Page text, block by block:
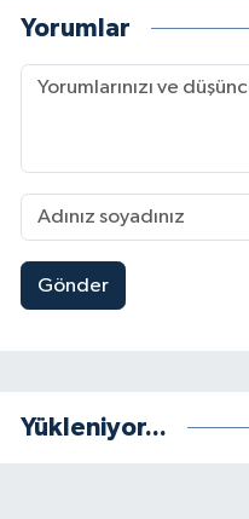
Yorumlar
Gönder
Yükleniyor...